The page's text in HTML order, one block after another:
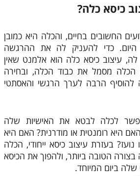
כיסא כלה?
החשובים בחיים, והכלה היא כמובן
כדי להעניק לה את ההרגשה
עיצוב כיסא כלה הוא אלמנט שאין
הכלה מסמל את כבוד הכלה, ובחירה
להוסיף הרבה לערך הרגשי והאסתטי
לכלה לבטא את האישיות שלה
היא רומנטית או מודרנית? האם היא
בעזרת עיצוב כיסא ייחודי, הכלה
הטובה ביותר, ולהפוך את הכיסא
ביום המיוחד.